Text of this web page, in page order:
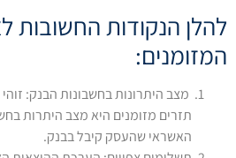
להלן הנקודות החשובות
המזומנים:
מצב היתרונות בחשבונות הבנק:
תזרים מזומנים היא מצב היתרות
האשראי שהעסק קיבל בבנק.